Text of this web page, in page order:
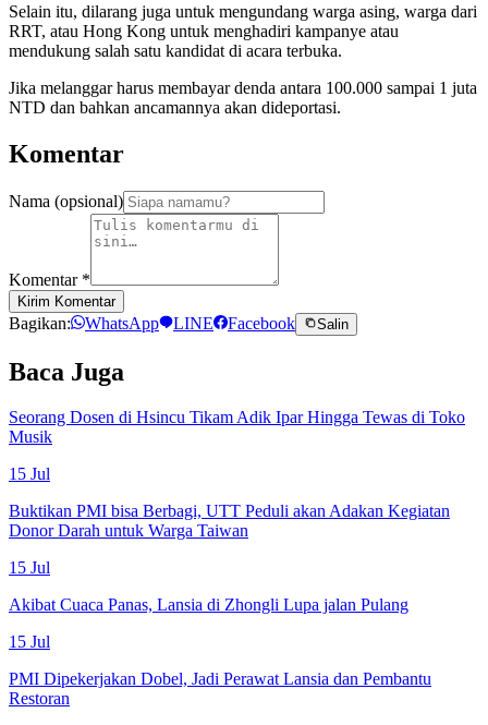
Selain itu, dilarang juga untuk mengundang warga asing, warga dari
RRT, atau Hong Kong untuk menghadiri kampanye atau
mendukung salah satu kandidat di acara terbuka.
Jika melanggar harus membayar denda antara 100.000 sampai 1 juta
NTD dan bahkan ancamannya akan dideportasi.
Komentar
Nama (opsional)
Komentar *
Kirim Komentar
Bagikan: WhatsApp LINE Facebook Salin
Baca Juga
Seorang Dosen di Hsincu Tikam Adik Ipar Hingga Tewas di Toko
Musik
15 Jul
Buktikan PMI bisa Berbagi, UTT Peduli akan Adakan Kegiatan
Donor Darah untuk Warga Taiwan
15 Jul
Akibat Cuaca Panas, Lansia di Zhongli Lupa jalan Pulang
15 Jul
PMI Dipekerjakan Dobel, Jadi Perawat Lansia dan Pembantu
Restoran